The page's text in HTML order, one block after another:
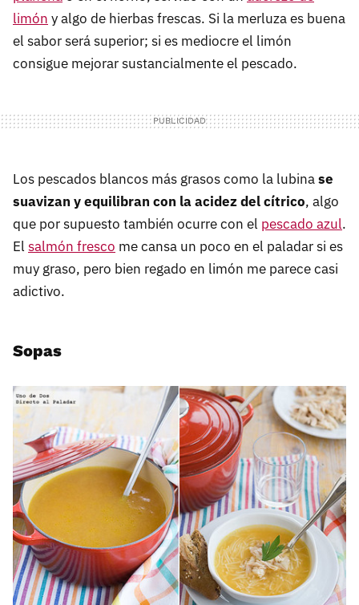
limón y algo de hierbas frescas. Si la merluza es buena
el sabor será superior; si es mediocre el limón
consigue mejorar sustancialmente el pescado.
Los pescados blancos más grasos como la lubinase
suavizan y equilibran con la acidez del cítrico, algo
que por supuesto también ocurre con el pescado azul.
El salmón fresco me cansa un poco en el paladar si es
muy graso, pero bien regado en limón me parece casi
adictivo.
Sopas